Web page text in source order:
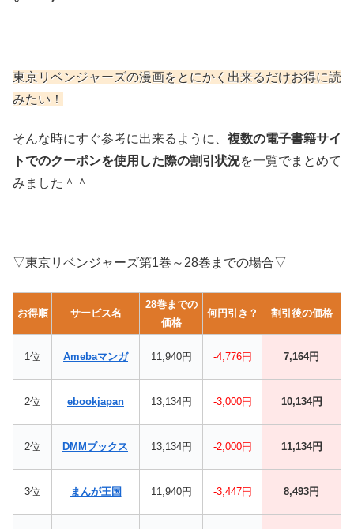
東京リベンジャーズの漫画をとにかく出来るだけお得に読
みたい！
そんな時にすぐ参考に出来るように、 複数の電子書籍サイ
トでのクーポンを使用した際の割引状況を一覧でまとめて
みました＾＾
▽東京リベンジャーズ第1巻～28巻までの場合▽
お得順 サービス名
28巻までの
価格
何円引き？ 割引後の価格
1位 Amebaマンガ 11,940円 -4,776円 7,164円
2位 ebookjapan 13,134円 -3,000円 10,134円
2位 DMMブックス 13,134円 -2,000円 11,134円
3位 まんが王国 11,940円 -3,447円 8,493円